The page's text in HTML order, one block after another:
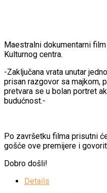
Maestralni dokumentarni
Kulturnog centra.
-Zaključana vrata unutar
prisan razgovor sa majkom,
pretvara se u bolan portret
budućnost.-
Po završetku filma prisutni
gošće ove premijere i
Dobro došli!
Details